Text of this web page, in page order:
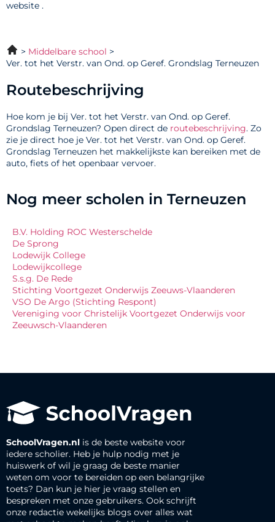
website .
Middelbare school
Ver. tot het Verstr. van Ond. op Geref. Grondslag Terneuzen
Routebeschrijving
Hoe kom je bij Ver. tot het Verstr. van Ond. op Geref.
Grondslag Terneuzen? Open direct de routebeschrijving. Zo
zie je direct hoe je Ver. tot het Verstr. van Ond. op Geref.
Grondslag Terneuzen het makkelijkste kan bereiken met de
auto, fiets of het openbaar vervoer.
Nog meer scholen in Terneuzen
B.V. Holding ROC Westerschelde
De Sprong
Lodewijk College
Lodewijkcollege
S.s.g. De Rede
Stichting Voortgezet Onderwijs Zeeuws-Vlaanderen
VSO De Argo (Stichting Respont)
Vereniging voor Christelijk Voortgezet Onderwijs voor
Zeeuwsch-Vlaanderen
SchoolVragen.nl is de beste website voor
iedere scholier. Heb je hulp nodig met je
huiswerk of wil je graag de beste manier
weten om voor te bereiden op een belangrijke
toets? Dan kun je hier je vraag stellen en
bespreken met onze gebruikers. Ook schrijft
onze redactie wekelijks blogs over alles wat